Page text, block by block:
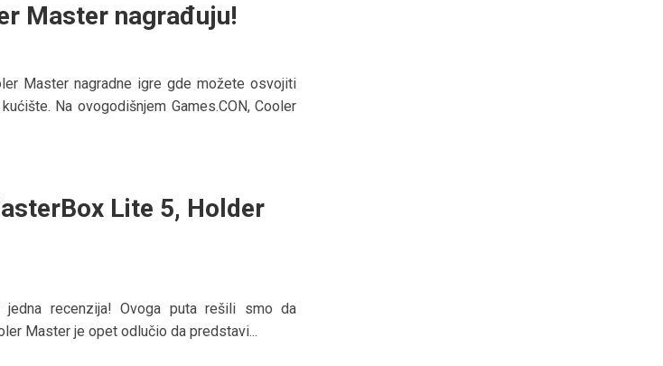
Master nagrađuju!
Master nagradne igre gde možete osvojiti
Na ovogodišnjem Games.CON, Cooler
Lite 5, Holder
recenzija! Ovoga puta rešili smo da
Master je opet odlučio da predstavi...